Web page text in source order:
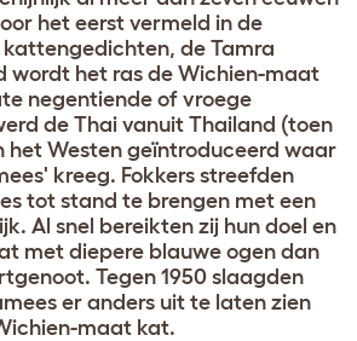
het eerst vermeld in de
de Tamra
wordt het ras de Wichien-maat
negentiende of vroege
de Thai vanuit Thailand (toen
het Westen geïntroduceerd waar
kreeg. Fokkers streefden
tot stand te brengen met een
Al snel bereikten zij hun doel en
met diepere blauwe ogen dan
Tegen 1950 slaagden
er anders uit te laten zien
maat kat.